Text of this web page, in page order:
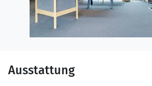
Ausstattung